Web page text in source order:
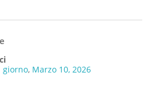
giorno, Marzo 10, 2026